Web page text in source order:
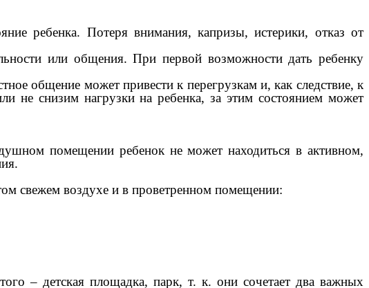
ребенка. Потеря внимания, капризы, истерики, отказ от
или общения. При первой возможности дать ребенку
общение может привести к перегрузкам и, как следствие, к
не снизим нагрузки на ребенка, за этим состоянием может
помещении ребенок не может находиться в активном,
свежем воздухе и в проветренном помещении:
– детская площадка, парк, т. к. они сочетает два важных